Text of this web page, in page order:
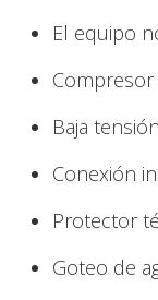
El equipo
Baja
Conexión
Protector
Goteo de